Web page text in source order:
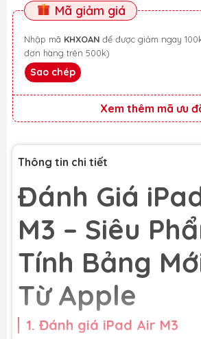
Mã giảm giá
Nhập mã KHXOAN
đơn hàng trên 500k)
Sao chép
Xem thêm mã ưu
Thông tin chi tiết
Đánh Giá
M3 – Siêu
Tính Bảng
Từ Apple
1. Đánh giá iPad Air M3